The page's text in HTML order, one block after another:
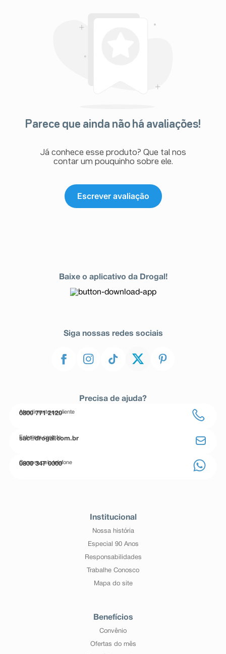
Parece que ainda não há avaliações!
Já conhece esse produto? Que tal nos
contar um pouquinho sobre ele.
Escrever avaliação
Baixe o aplicativo da Drogal!
Siga nossas redes sociais
Precisa de ajuda?
Atendimento ao cliente
0800 771 2120
Entre em contato
sac@drogal.com.br
Compre pelo telefone
0800 347 0000
Institucional
Nossa história
Especial 90 Anos
Responsabilidades
Trabalhe Conosco
Mapa do site
Benefícios
Convênio
Ofertas do mês